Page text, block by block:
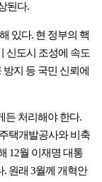
된다.
있다. 현 정부의 핵
신도시 조성에 속도
지 등 국민 신뢰에
든 처리해야 한다.
택개발공사와 비축
12월 이재명 대통
원래 3월께 개혁안